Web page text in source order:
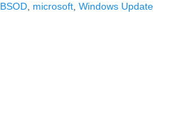
BSOD microsoft Windows Update